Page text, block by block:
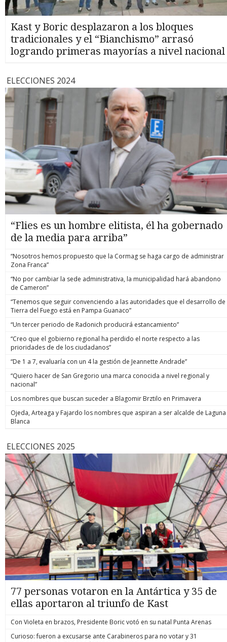
Kast y Boric desplazaron a los bloques
tradicionales y el “Bianchismo” arrasó
logrando primeras mayorías a nivel nacional
ELECCIONES 2024
“Flies es un hombre elitista, él ha gobernado
de la media para arriba”
“Nosotros hemos propuesto que la Cormag se haga cargo de administrar
Zona Franca”
“No por cambiar la sede administrativa, la municipalidad hará abandono
de Cameron”
“Tenemos que seguir convenciendo a las autoridades que el desarrollo de
Tierra del Fuego está en Pampa Guanaco”
“Un tercer periodo de Radonich producirá estancamiento”
“Creo que el gobierno regional ha perdido el norte respecto a las
prioridades de de los ciudadanos”
“De 1 a 7, evaluaría con un 4 la gestión de Jeannette Andrade”
“Quiero hacer de San Gregorio una marca conocida a nivel regional y
nacional”
Los nombres que buscan suceder a Blagomir Brztilo en Primavera
Ojeda, Arteaga y Fajardo los nombres que aspiran a ser alcalde de Laguna
Blanca
ELECCIONES 2025
77 personas votaron en la Antártica y 35 de
ellas aportaron al triunfo de Kast
Con Violeta en brazos, Presidente Boric votó en su natal Punta Arenas
Curioso: fueron a excusarse ante Carabineros para no votar y 31